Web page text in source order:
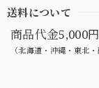
送料について
商品代金5,000
（北海道・沖縄・東北・